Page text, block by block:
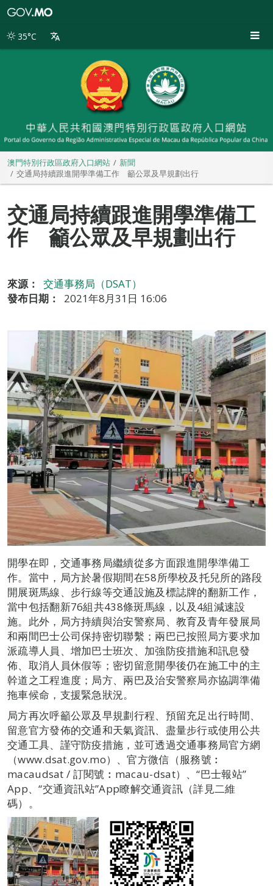
別
35°C
澳門特別行政區政府入口網站
新聞
交通局持續跟進開學準備工作 籲公眾及早規劃出行
交通局持續跟進開學準備工
作 籲公眾及早規劃出行
來源：
交通事務局（DSAT）
發布日期：
2021年8月31日 16:06
開學在即，交通事務局繼續從多方面跟進開學準備工
作。當中，局方於暑假期間在58所學校及托兒所的路段
開展斑馬線、步行線等交通設施及標誌牌的翻新工作，
當中包括翻新76組共438條斑馬線，以及4組減速設
施。此外，局方持續與治安警察局、教育及青年發展局
和兩間巴士公司保持密切聯繫；兩巴已按照局方要求加
派疏導人員、增加巴士班次、加強防疫措施和訊息發
佈、取消人員休假等；密切留意開學後仍在施工中的主
幹道之工程進度；局方、兩巴及治安警察局亦協調準備
拖車候命，支援緊急狀況。
局方再次呼籲公眾及早規劃行程、預留充足出行時間、
留意官方發佈的交通和天氣資訊、盡量步行或使用公共
交通工具、謹守防疫措施，並可透過交通事務局官方網
（www.dsat.gov.mo）、官方微信（服務號︰
macaudsat / 訂閱號︰macau-dsat）、“巴士報站”
App、“交通資訊站”App瞭解交通資訊（詳見二維
碼）。